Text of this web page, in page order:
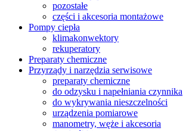
pozostałe
części i akcesoria montażowe
Pompy ciepła
klimakonwektory
rekuperatory
Preparaty chemiczne
Przyrządy i narzędzia serwisowe
preparaty chemiczne
do odzysku i napełniania czynnika
do wykrywania nieszczelności
urządzenia pomiarowe
manometry, węże i akcesoria